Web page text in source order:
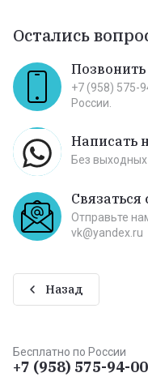
Остались
+7 (958) 575-
России.
Написать
Без выходных
Связаться
Отправьте
vk@yandex.ru
Назад
Бесплатно по России
+7 (958) 575-94-00